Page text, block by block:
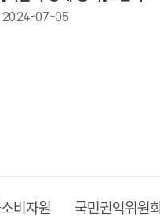
2024-07-05
비자원 국민권익위원회